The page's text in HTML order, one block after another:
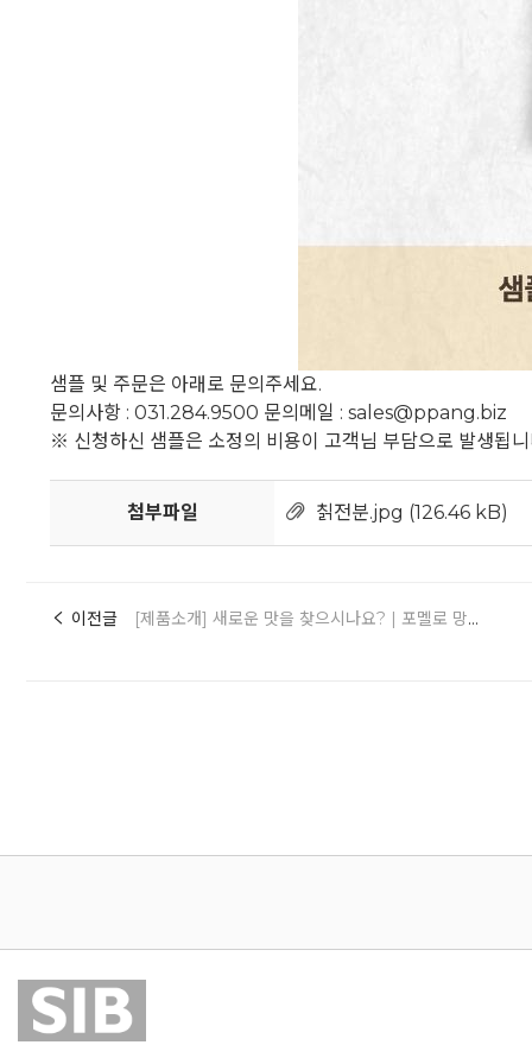
샘플 및 주문은 아래로 문의주세요.
문의사항 : 031.284.9500 문의메일 : sales@ppang.biz
※ 신청하신 샘플은 소정의 비용이 고객님 부담으로 발생됩니
첨부파일 칡전분.jpg (126.46 kB)
이전글 [제품소개] 새로운 맛을 찾으시나요? | 포멜로 망고 콩피